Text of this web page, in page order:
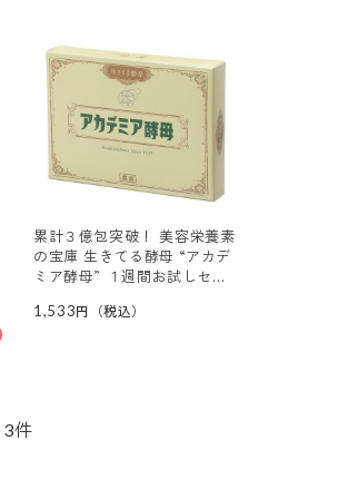
累計３億包突破！ 美容栄養素
の宝庫 生きてる酵母 “アカデ
ミア酵母” １週間お試しセッ
1,533
3件